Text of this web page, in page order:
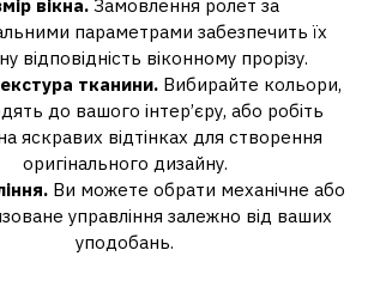
вікна. Замовлення ролет за
параметрами забезпечить їх
відповідність віконному прорізу.
тканини.Вибирайте кольори,
до вашого інтер’єру, або робіть
яскравих відтінках для створення
оригінального дизайну.
Ви можете обрати механічне або
управління залежно від ваших
уподобань.